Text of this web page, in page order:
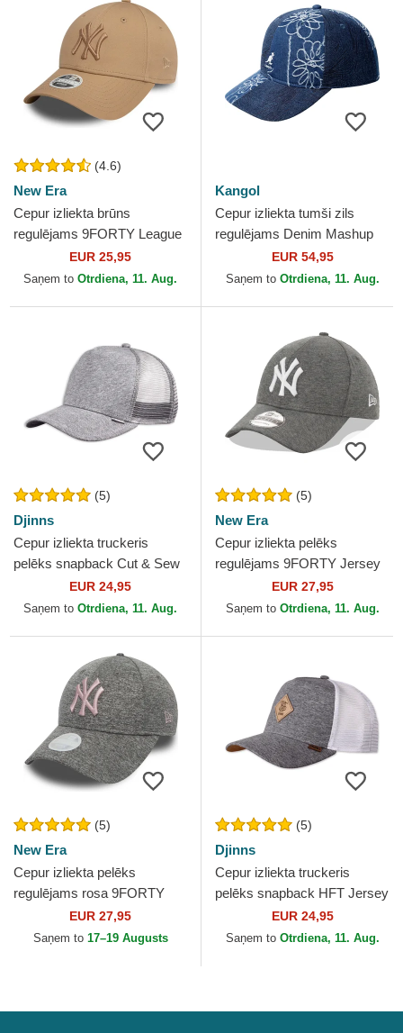
(4.6)
New Era
Cepur izliekta brūns
regulējams 9FORTY League
Essential no New York
Yankees MLB no New Era
EUR 25,95
Saņem to Otrdiena, 11. Aug.
Kangol
Cepur izliekta tumši zils
regulējams Denim Mashup
Medium Blue Floral no
Kangol
EUR 54,95
Saņem to Otrdiena, 11. Aug.
(5)
Djinns
Cepur izliekta truckeris
pelēks snapback Cut & Sew
HFT no DjinnsEUR 24,95
Saņem to Otrdiena, 11. Aug.
(5)
New Era
Cepur izliekta pelēks
regulējams 9FORTY Jersey
no New York Yankees MLB
no New Era
EUR 27,95
Saņem to Otrdiena, 11. Aug.
(5)
New Era
Cepur izliekta pelēks
regulējams rosa 9FORTY
Tech Jersey no New York
Yankees MLB no New Era
EUR 27,95
Saņem to 17–19 Augusts
(5)
Djinns
Cepur izliekta truckeris
pelēks snapback HFT Jersey
Patch no Djinns
EUR 24,95
Saņem to Otrdiena, 11. Aug.